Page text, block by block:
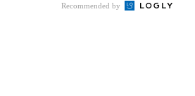
Recommended by